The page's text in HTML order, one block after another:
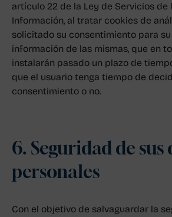
artículo 22 de la Ley de Servicios de
Información, al tratar cookies de
solicitado su consentimiento para
información de las mismas, que en
instalarán pasado un plazo de
que el usuario tenga tiempo de
consentimiento o no.
6. Seguridad de sus
personales
Con el objetivo de salvaguardar la